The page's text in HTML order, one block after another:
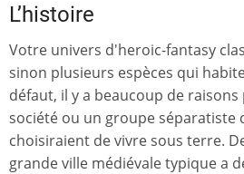
L’histoire
Votre univers d'heroic-fantasy
sinon plusieurs espèces qui
défaut, il y a beaucoup de
société ou un groupe séparatiste
choisiraient de vivre sous terre.
grande ville médiévale typique a